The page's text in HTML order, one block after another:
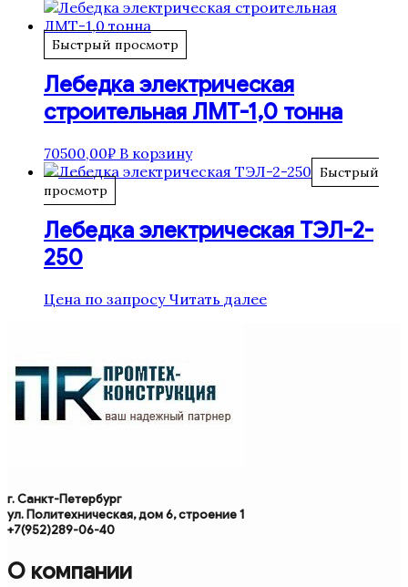
Быстрый просмотр
Лебедка электрическая
строительная ЛМТ-1,0 тонна
70500,00₽ В корзину
Быстрый
просмотр
Лебедка электрическая ТЭЛ-2-
250
Цена по запросу Читать далее
г. Санкт-Петербург
ул. Политехническая, дом 6, строение 1
+7(952)289-06-40
О компании